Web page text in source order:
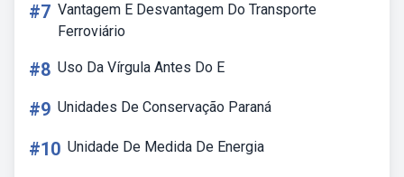
#7 Vantagem E Desvantagem Do Transporte
Ferroviário
#8 Uso Da Vírgula Antes Do E
#9 Unidades De Conservação Paraná
#10 Unidade De Medida De Energia